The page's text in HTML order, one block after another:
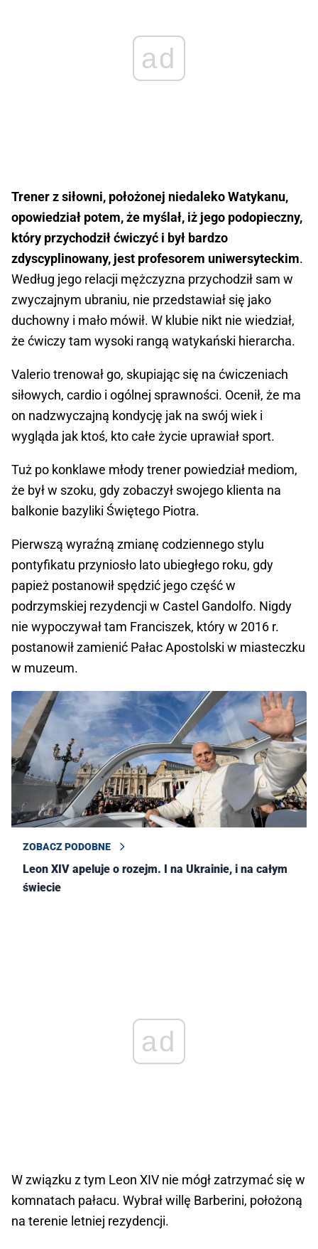
ad
Trener z siłowni, położonej niedaleko Watykanu,
opowiedział potem, że myślał, iż jego podopieczny,
który przychodził ćwiczyć i był bardzo
zdyscyplinowany, jest profesorem uniwersyteckim.
Według jego relacji mężczyzna przychodził sam w
zwyczajnym ubraniu, nie przedstawiał się jako
duchowny i mało mówił. W klubie nikt nie wiedział,
że ćwiczy tam wysoki rangą watykański hierarcha.
Valerio trenował go, skupiając się na ćwiczeniach
siłowych, cardio i ogólnej sprawności. Ocenił, że ma
on nadzwyczajną kondycję jak na swój wiek i
wygląda jak ktoś, kto całe życie uprawiał sport.
Tuż po konklawe młody trener powiedział mediom,
że był w szoku, gdy zobaczył swojego klienta na
balkonie bazyliki Świętego Piotra.
Pierwszą wyraźną zmianę codziennego stylu
pontyfikatu przyniosło lato ubiegłego roku, gdy
papież postanowił spędzić jego część w
podrzymskiej rezydencji w Castel Gandolfo. Nigdy
nie wypoczywał tam Franciszek, który w 2016 r.
postanowił zamienić Pałac Apostolski w miasteczku
w muzeum.
ZOBACZ PODOBNE
Leon XIV apeluje o rozejm. I na Ukrainie, i na całym
świecie
ad
W związku z tym Leon XIV nie mógł zatrzymać się w
komnatach pałacu. Wybrał willę Barberini, położoną
na terenie letniej rezydencji.